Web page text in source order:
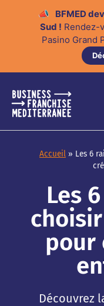
📣
BFMED
Sud ! Rendez-
Pasino Grand
Accueil » Les 6
Les
pour
Découvrez